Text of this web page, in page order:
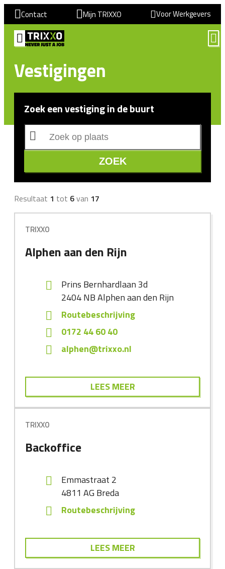
Contact Mijn TRIXXO Voor Werkgevers
Vestigingen
Zoek een vestiging in de buurt
ZOEK
Resultaat 1 tot 6van 17
TRIXXO
Alphen aan den Rijn
Prins Bernhardlaan 3d
2404 NBAlphen aan den Rijn
Routebeschrijving
0172 44 60 40
alphen@trixxo.nl
LEES MEER
TRIXXO
Backoffice
Emmastraat 2
4811 AG Breda
Routebeschrijving
LEES MEER